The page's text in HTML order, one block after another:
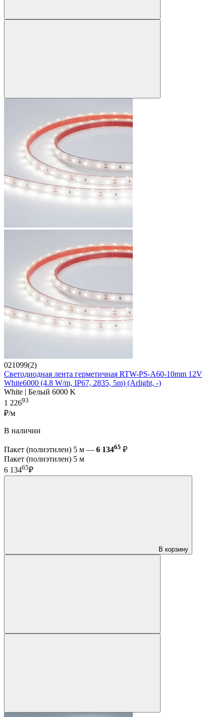
021099(2)
Светодиодная лента герметичная RTW-PS-A60-10mm 12V
White6000 (4.8 W/m, IP67, 2835, 5m) (Arlight, -)
White | Белый 6000 K
1 22693
₽/м
В наличии
Пакет (полиэтилен) 5 м — 6 13465 ₽
Пакет (полиэтилен) 5 м
6 13465₽
В корзину